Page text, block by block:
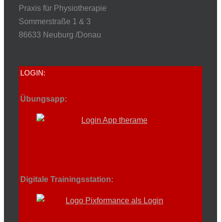
Praxis für Physiotherapie
Sommerstraße 1 & 3
86633 Neuburg /Donau
LOGIN:
Übungsapp:
Digitale Trainingsstation: